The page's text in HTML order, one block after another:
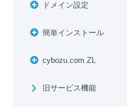
ドメイン設定
簡単インストール
cybozu.com ZL
旧サービス機能